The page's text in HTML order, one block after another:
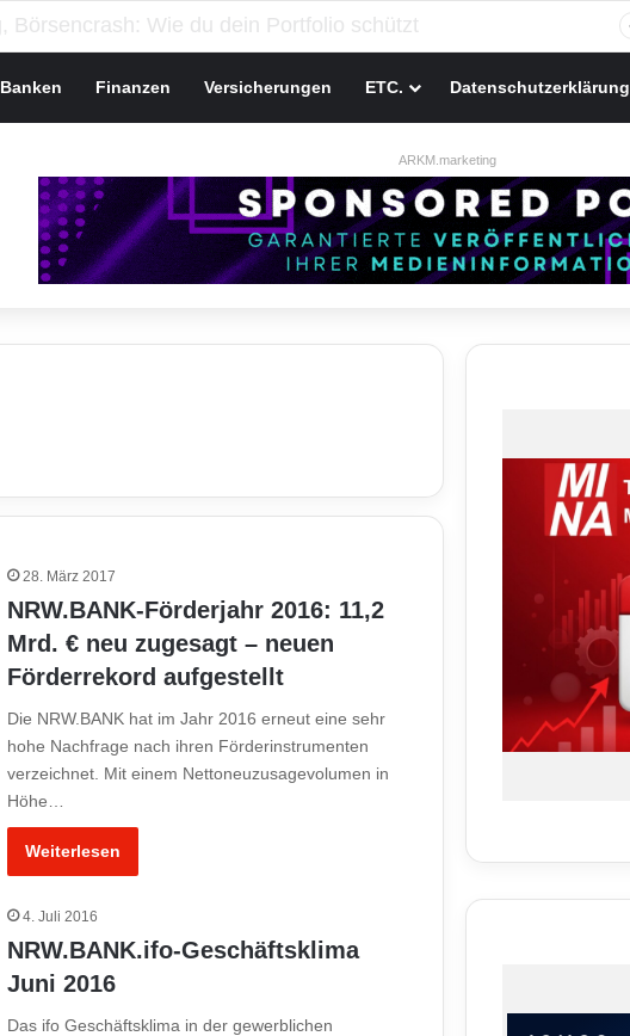
Banken Finanzen Versicherungen ETC. Datenschutzerklärung
ARKM.marketing
28. März 2017
NRW.BANK-Förderjahr 2016: 11,2
Mrd. € neu zugesagt – neuen
Förderrekord aufgestellt
Die NRW.BANK hat im Jahr 2016 erneut eine sehr
hohe Nachfrage nach ihren Förderinstrumenten
verzeichnet. Mit einem Nettoneuzusagevolumen in
Höhe…
Weiterlesen
4. Juli 2016
NRW.BANK.ifo-Geschäftsklima
Juni 2016
Das ifo Geschäftsklima in der gewerblichen